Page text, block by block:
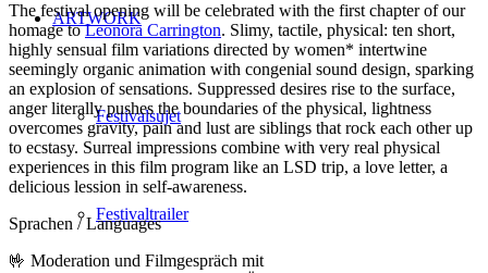
ARTWORK
Festivalsujet
Festivaltrailer
The festival opening will be celebrated with the first chapter of our
homage toLeonora Carrington. Slimy, tactile, physical: ten short,
highly sensual film variations directed by women* intertwine
seemingly organic animation with congenial sound design, sparking
an explosion of sensations. Suppressed desires rise to the surface,
anger literally pushes the boundaries of the physical, lightness
overcomes gravity, pain and lust are siblings that rock each other up
to ecstasy. Surreal impressions combine with very real physical
experiences in this film program like an LSD trip, a love letter, a
delicious lession in self-awareness.
Sprachen / Languages
🤟 Moderation und Filmgespräch mit